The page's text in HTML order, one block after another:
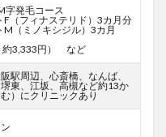
字発毛コース
F （フィナステリド）3カ月分
M（ミノキシジル）3カ月
約3,333円） など
駅周辺、心斎橋、なんば、
東、江坂、高槻など約13か
）にクリニックあり